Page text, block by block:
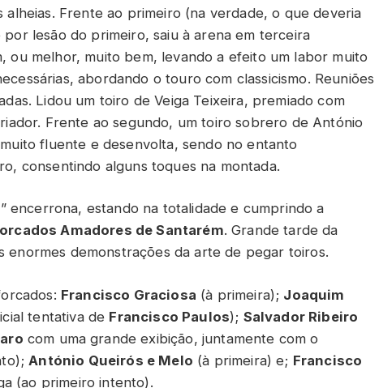
alheias. Frente ao primeiro (na verdade, o que deveria
lesão do primeiro, saiu à arena em terceira
ou melhor, muito bem, levando a efeito um labor muito
abordando o touro com classicismo. Reuniões
Lidou um toiro de Veiga Teixeira, premiado com
Frente ao segundo, um toiro sobrero de António
fluente e desenvolta, sendo no entanto
consentindo alguns toques na montada.
encerrona, estando na totalidade e cumprindo a
Amadores de Santarém. Grande tarde da
enormes demonstrações da arte de pegar toiros.
Francisco Graciosa (à primeira); Joaquim
tentativa de Francisco Paulos); Salvador Ribeiro
com uma grande exibição, juntamente com o
António Queirós e Melo (à primeira) e; Francisco
(ao primeiro intento).